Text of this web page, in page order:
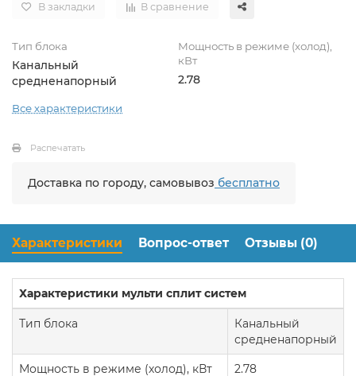
В закладки В сравнение
Тип блока
Канальный
средненапорный
Мощность в режиме (холод),
кВт
2.78
Все характеристики
Распечатать
Доставка по городу, самовывоз бесплатно
Характеристики Вопрос-ответ Отзывы (0)
Характеристики мульти сплит систем
Тип блока
Канальный
средненапорный
Мощность в режиме (холод), кВт 2.78